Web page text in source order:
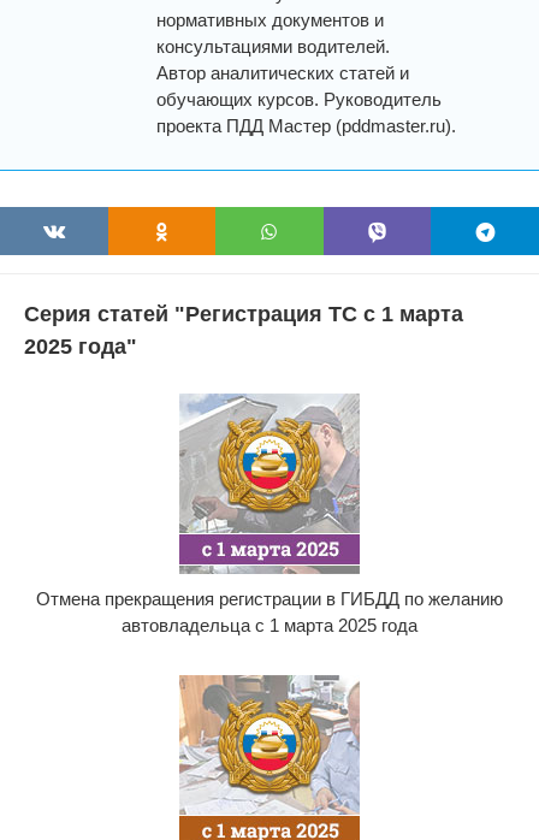
нормативных документов и
консультациями водителей.
Автор аналитических статей и
обучающих курсов. Руководитель
проекта ПДД Мастер (pddmaster.ru).
Серия статей "Регистрация ТС с 1 марта
2025 года"
Отмена прекращения регистрации в ГИБДД по желанию
автовладельца с 1 марта 2025 года